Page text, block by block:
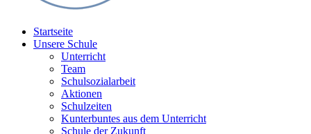
Startseite
Unsere Schule
Unterricht
Team
Schulsozialarbeit
Aktionen
Schulzeiten
Kunterbuntes aus dem Unterricht
Schule der Zukunft